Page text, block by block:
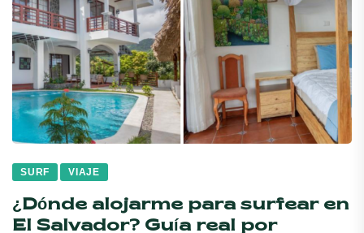
SURF VIAJE
¿Dónde alojarme para surfear en
El Salvador? Guía real por